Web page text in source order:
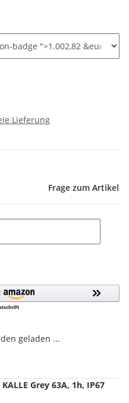
Lieferung
Frage zum Artikel
geladen ...
Grey 63A, 1h, IP67